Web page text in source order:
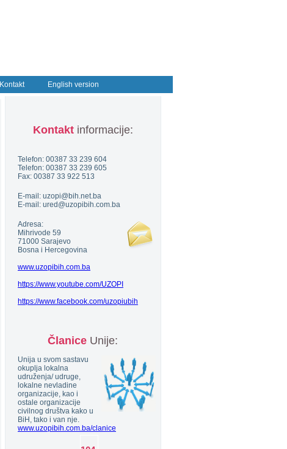
Kontakt English version
Kontaktinformacije:
Telefon: 00387 33 239 604
Telefon: 00387 33 239 605
Fax: 00387 33 922 513
E-mail: uzopi@bih.net.ba
E-mail: ured@uzopibih.com.ba
Adresa:
Mihrivode 59
71000 Sarajevo
Bosna i Hercegovina
www.uzopibih.com.ba
https://www.youtube.com/UZOPI
https://www.facebook.com/uzopiubih
Članice Unije:
Unija u svom sastavu
okuplja lokalna
udruženja/ udruge,
lokalne nevladine
organizacije, kao i
ostale organizacije
civilnog društva kako u
BiH, tako i van nje.
www.uzopibih.com.ba/clanice